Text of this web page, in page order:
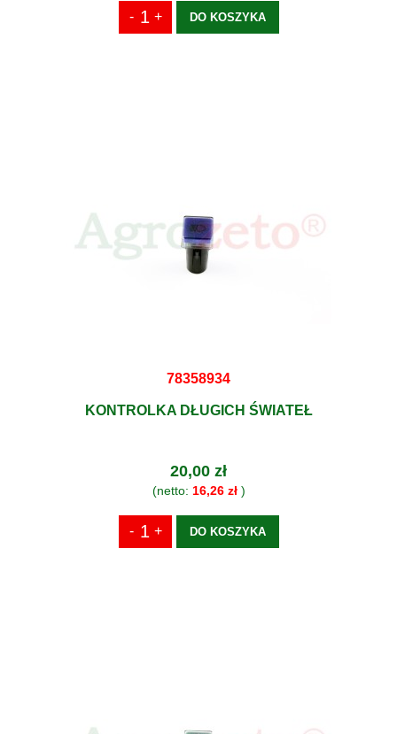
DO KOSZYKA
78358934
KONTROLKA DŁUGICH ŚWIATEŁ
20,00 zł
(netto: 16,26 zł)
DO KOSZYKA